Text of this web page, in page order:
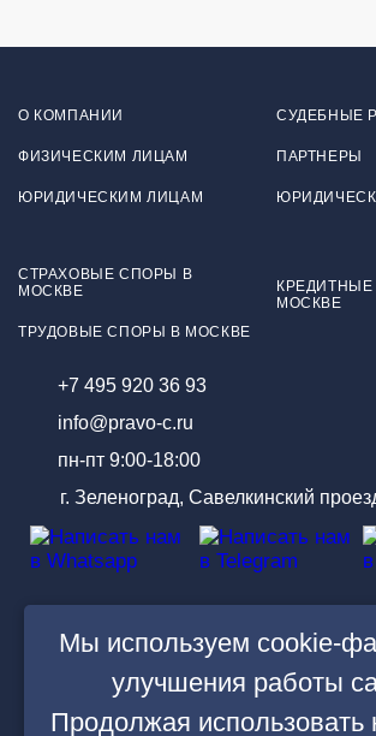
О КОМПАНИИ
ФИЗИЧЕСКИМ ЛИЦАМ
ЮРИДИЧЕСКИМ ЛИЦАМ
СУДЕБНЫЕ
ПАРТНЕРЫ
СТРАХОВЫЕ СПОРЫ В
МОСКВЕ
ТРУДОВЫЕ СПОРЫ В МОСКВЕ
МОСКВЕ
+7 495 920 36 93
info@pravo-c.ru
пн-пт 9:00-18:00
г. Зеленоград, Савелкинский
Политика
Мы используем cookie-
улучшения работы
Продолжая использовать